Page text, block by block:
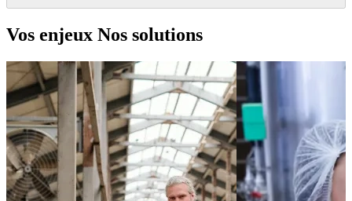
Vos enjeux Nos solutions